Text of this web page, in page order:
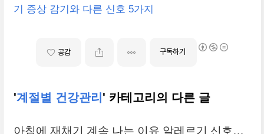
기 증상 감기와 다른 신호 5가지
공감 구독하기
'계절별 건강관리 ' 카테고리의 다른 글
아침에 재채기 계속 나는 이유 알레르기 신호일